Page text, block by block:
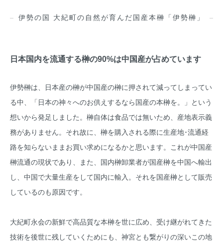
伊勢の国 大紀町の自然が育んだ国産本榊「伊勢榊」
日本国内を流通する榊の90%は中国産が占めています
伊勢榊は、日本産の榊が中国産の榊に押されて減ってしまってい
る中、「日本の神々へのお供えするなら国産の本榊を。」という
想いから発足しました。榊自体は食品では無いため、産地表示義
務がありません。それ故に、榊を購入される際に生産地･流通経
路を知らないままお買い求めになるかと思います。これが中国産
榊流通の現状であり、また、国内榊卸業者が国産榊を中国へ輸出
し、中国で大量生産をして国内に輸入。それを国産榊として販売
しているのも原因です。
大紀町永会の新鮮で高品質な本榊を世に広め、受け継がれてきた
技術を後世に残していくためにも、神宮とも繋がりの深いこの地